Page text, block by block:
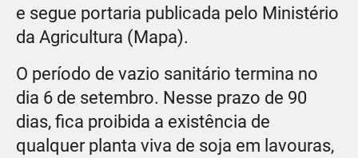
e segue portaria publicada pelo Ministério
da Agricultura (Mapa).
O período de vazio sanitário termina no
dia 6 de setembro. Nesse prazo de 90
dias, fica proibida a existência de
qualquer planta viva de soja em lavouras,